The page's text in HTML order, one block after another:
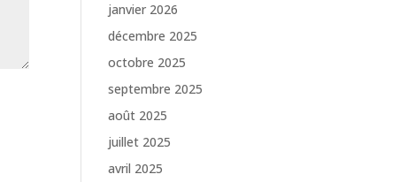
janvier 2026
décembre 2025
octobre 2025
septembre 2025
août 2025
juillet 2025
avril 2025